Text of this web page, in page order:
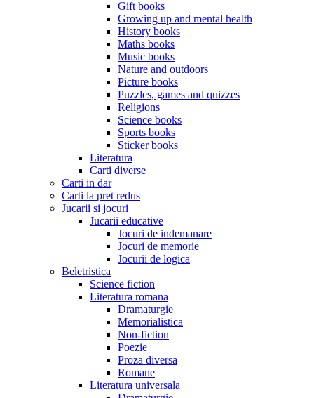
Gift books
Growing up and mental health
History books
Maths books
Music books
Nature and outdoors
Picture books
Puzzles, games and quizzes
Religions
Science books
Sports books
Sticker books
Literatura
Carti diverse
Carti in dar
Carti la pret redus
Jucarii si jocuri
Jucarii educative
Jocuri de indemanare
Jocuri de memorie
Jocurii de logica
Beletristica
Science fiction
Literatura romana
Dramaturgie
Memorialistica
Non-fiction
Poezie
Proza diversa
Romane
Literatura universala